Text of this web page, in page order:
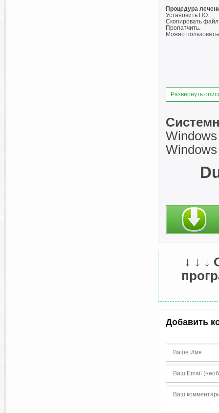
Процедура
Установить ПО.
Скопировать
Пропатчить.
Можно
Развернуть
↓ ↓ ↓
Добавить